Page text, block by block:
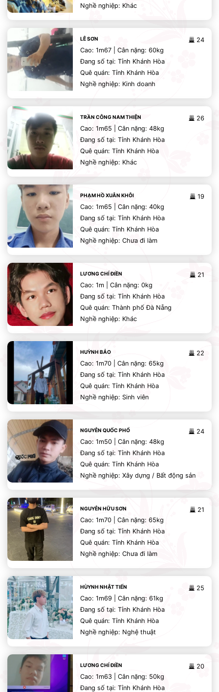
Nghề nghiệp: Khác
24
LÊ SƠN
Cao: 1m67 | Cân nặng: 60kg
Đang số tại: Tỉnh Khánh Hòa
Quê quán: Tỉnh Khánh Hòa
Nghề nghiệp: Kinh doanh
26
TRẦN CÔNG NAM THIỆN
Cao: 1m65 | Cân nặng: 48kg
Đang số tại: Tỉnh Khánh Hòa
Quê quán: Tỉnh Khánh Hòa
Nghề nghiệp: Khác
19
PHẠM HỒ XUÂN KHÔI
Cao: 1m65 | Cân nặng: 40kg
Đang số tại: Tỉnh Khánh Hòa
Quê quán: Tỉnh Khánh Hòa
Nghề nghiệp: Chưa đi làm
21
LƯƠNG CHÍ ĐIỀN
Cao: 1m | Cân nặng: 0kg
Đang số tại: Tỉnh Khánh Hòa
Quê quán: Thành phố Đà Nẵng
Nghề nghiệp: Khác
22
HUỲNH BẢO
Cao: 1m70 | Cân nặng: 65kg
Đang số tại: Tỉnh Khánh Hòa
Quê quán: Tỉnh Khánh Hòa
Nghề nghiệp: Sinh viên
24
NGUYỄN QUỐC PHỔ
Cao: 1m50 | Cân nặng: 48kg
Đang số tại: Tỉnh Khánh Hòa
Quê quán: Tỉnh Khánh Hòa
Nghề nghiệp: Xây dựng / Bất động sản
21
NGUYỄN HỮU SƠN
Cao: 1m70 | Cân nặng: 65kg
Đang số tại: Tỉnh Khánh Hòa
Quê quán: Tỉnh Khánh Hòa
Nghề nghiệp: Chưa đi làm
25
HÙYNH NHẬT TIẾN
Cao: 1m69 | Cân nặng: 61kg
Đang số tại: Tỉnh Khánh Hòa
Quê quán: Tỉnh Khánh Hòa
Nghề nghiệp: Nghệ thuật
20
LƯƠNG CHÍ ĐIỀN
Cao: 1m63 | Cân nặng: 50kg
Đang số tại: Tỉnh Khánh Hòa